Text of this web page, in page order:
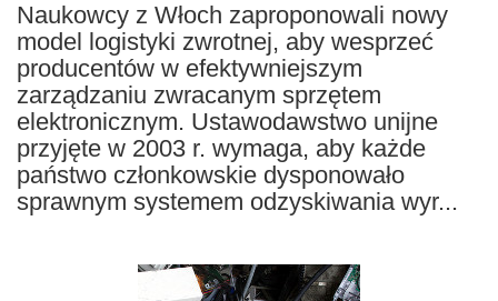
Naukowcy z Włoch zaproponowali nowy
model logistyki zwrotnej, aby wesprzeć
producentów w efektywniejszym
zarządzaniu zwracanym sprzętem
elektronicznym. Ustawodawstwo unijne
przyjęte w 2003 r. wymaga, aby każde
państwo członkowskie dysponowało
sprawnym systemem odzyskiwania wyr...